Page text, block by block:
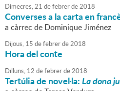
Dimecres,21 defebrerde2018
Converses a la carta en
a càrrec de Dominique Jiménez
Dijous, 15 defebrerde2018
Hora del conte
Dilluns, 12 defebrerde2018
Tertúlia de novel·la:La dona